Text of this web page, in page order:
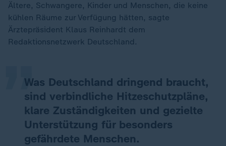
Ältere, Schwangere, Kinder und Menschen, die keine
kühlen Räume zur Verfügung hätten, sagte
Ärztepräsident Klaus Reinhardt dem
Redaktionsnetzwerk Deutschland.
Was Deutschland dringend braucht,
sind verbindliche Hitzeschutzpläne,
klare Zuständigkeiten und gezielte
Unterstützung für besonders
gefährdete Menschen.
„